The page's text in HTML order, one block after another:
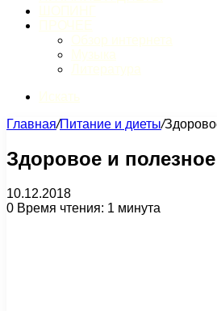
Главная/Питание и диеты/
Здоровое и
10.12.2018
0 Время чтения: 1 минута